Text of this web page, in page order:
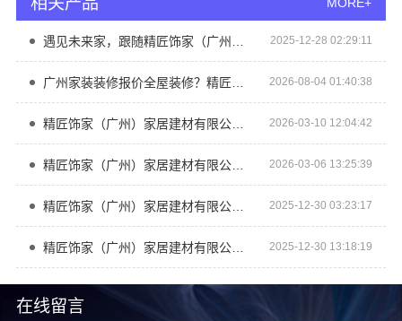
在线留言
MORE+
2025-12-28 02:29:11
2026-08-04 01:40:38
精匠饰家（广州）家居建材有限公司 品质家装，从精匠饰家开始 2026-03-10 12:04:42
精匠饰家（广州）家居建材有限公司 匠心设计触手可及 2026-03-06 13:25:39
精匠饰家（广州）家居建材有限公司让全屋整装更出彩 2025-12-30 03:23:17
精匠饰家（广州）家居建材有限公司，打造梦想家居空间 2025-12-30 13:18:19